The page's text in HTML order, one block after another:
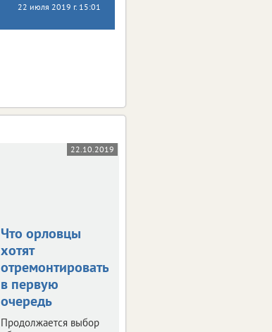
22 июля 2019 г. 15:01
22.10.2019
Что орловцы
хотят
отремонтировать
в первую
очередь
Продолжается выбор